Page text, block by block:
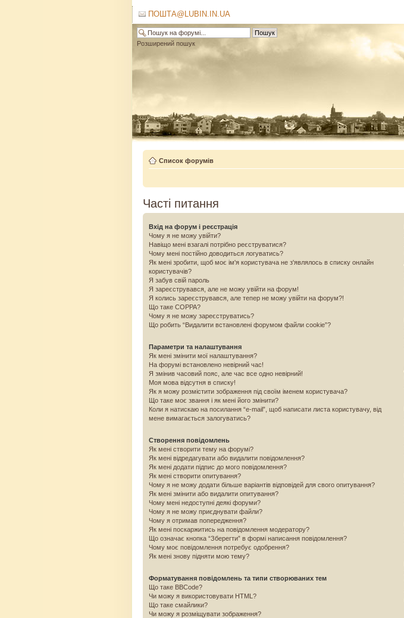
ПОШТА@LUBIN.IN.UA
Розширений пошук
Список форумів
Часті питання
Вхід на форум і реєстрація
Чому я не можу увійти?
Навіщо мені взагалі потрібно реєструватися?
Чому мені постійно доводиться логуватись?
Як мені зробити, щоб моє ім'я користувача не з'являлось в списку онлайн
користувачів?
Я забув свій пароль
Я зареєструвався, але не можу увійти на форум!
Я колись зареєструвався, але тепер не можу увійти на форум?!
Що таке COPPA?
Чому я не можу зареєструватись?
Що робить “Видалити встановлені форумом файли cookie”?
Параметри та налаштування
Як мені змінити мої налаштування?
На форумі встановлено невірний час!
Я змінив часовий пояс, але час все одно невірний!
Моя мова відсутня в списку!
Як я можу розмістити зображення під своїм іменем користувача?
Що таке моє звання і як мені його змінити?
Коли я натискаю на посилання “e-mail”, щоб написати листа користувачу, від
мене вимагається залогуватись?
Створення повідомлень
Як мені створити тему на форумі?
Як мені відредагувати або видалити повідомлення?
Як мені додати підпис до мого повідомлення?
Як мені створити опитування?
Чому я не можу додати більше варіантів відповідей для свого опитування?
Як мені змінити або видалити опитування?
Чому мені недоступні деякі форуми?
Чому я не можу приєднувати файли?
Чому я отримав попередження?
Як мені поскаржитись на повідомлення модератору?
Що означає кнопка “Зберегти” в формі написання повідомлення?
Чому моє повідомлення потребує одобрення?
Як мені знову підняти мою тему?
Форматування повідомлень та типи створюваних тем
Що таке BBCode?
Чи можу я використовувати HTML?
Що таке смайлики?
Чи можу я розміщувати зображення?